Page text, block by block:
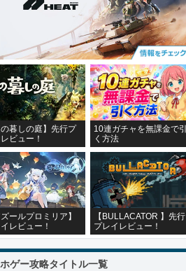
の暮しの庭】先行プ
ビュー！
10連ガチャを無課金で引
く方法
ズールプロミリア】
レビュー！
【BULLACATOR 】先行
プレイレビュー！
ゲー攻略タイトル一覧